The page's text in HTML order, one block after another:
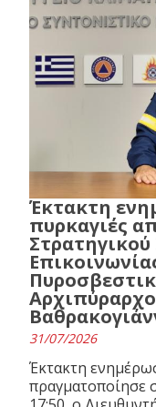
Έκτακτη
πυρκαγιές
31/07/2026
Έκτακτη
πραγματοποίησε